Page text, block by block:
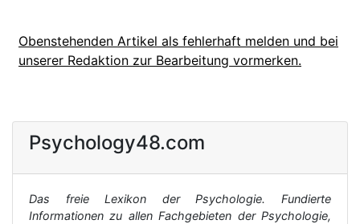
Obenstehenden Artikel als fehlerhaft melden und bei
unserer Redaktion zur Bearbeitung vormerken.
Psychology48.com
Das freie Lexikon der Psychologie. Fundierte
Informationen zu allen Fachgebieten der Psychologie,